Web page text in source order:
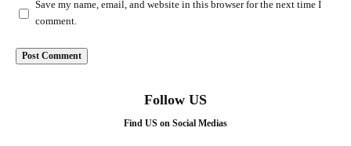
Save my name, email, and website in this browser for the next time I
comment.
Follow US
Find US on Social Medias